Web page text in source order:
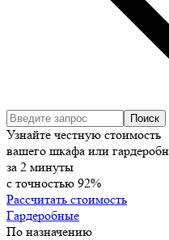
Узнайте честную стоимость
вашего шкафа или
за 2 минуты
с точностью 92%
Рассчитать стоимость
Гардеробные
По назначению